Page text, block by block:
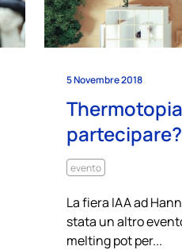
5 Novembre 2018
partecipare?
evento
La fiera IAA ad
stata un altro
melting pot per...